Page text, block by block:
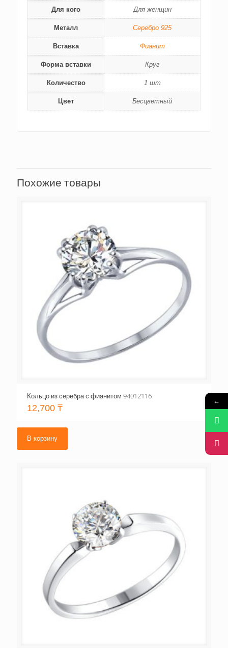
Для кого Для женщин
Металл Серебро 925
Вставка Фианит
Форма вставки Круг
Количество 1 шт
Цвет Бесцветный
Похожие товары
Кольцо из серебра с фианитом 94012116
12,700 ₸
В корзину
←